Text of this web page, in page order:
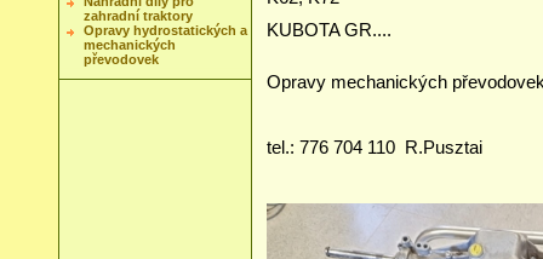
zahradní traktory
Opravy hydrostatických a
mechanických
převodovek
KUBOTA GR....
Opravy mechanických
tel.: 776 704 110 R.Pusztai